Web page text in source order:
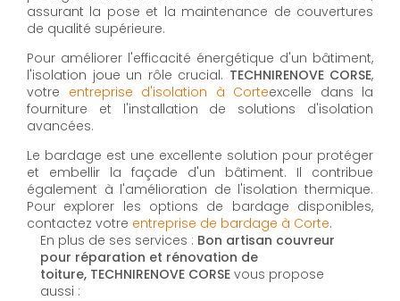
assurant la pose et la maintenance de couvertures
de qualité supérieure.
Pour améliorer l'efficacité énergétique d'un bâtiment,
l'isolation joue un rôle crucial. TECHNIRENOVE CORSE,
votre entreprise d'isolation à Corteexcelle dans la
fourniture et l'installation de solutions d'isolation
avancées.
Le bardage est une excellente solution pour protéger
et embellir la façade d'un bâtiment. Il contribue
également à l'amélioration de l'isolation thermique.
Pour explorer les options de bardage disponibles,
contactez votre entreprise de bardage à Corte.
En plus de ses services : Bon artisan couvreur
pour réparation et rénovation de
toiture, TECHNIRENOVE CORSE vous propose
aussi :